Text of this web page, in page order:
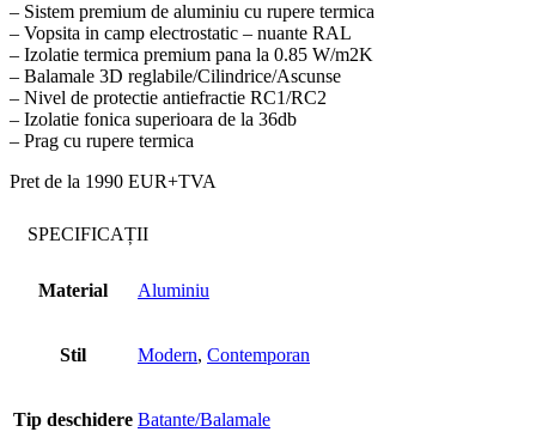
– Sistem premium de aluminiu cu rupere termica
– Vopsita in camp electrostatic – nuante RAL
– Izolatie termica premium pana la 0.85 W/m2K
– Balamale 3D reglabile/Cilindrice/Ascunse
– Nivel de protectie antiefractie RC1/RC2
– Izolatie fonica superioara de la 36db
– Prag cu rupere termica
Pret de la 1990 EUR+TVA
SPECIFICAȚII
Material Aluminiu
Stil Modern, Contemporan
Tip deschidere Batante/Balamale